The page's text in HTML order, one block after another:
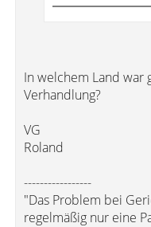
In welchem Land war
Verhandlung?
VG
Roland
-----------------
"Das Problem bei
regelmäßig nur eine